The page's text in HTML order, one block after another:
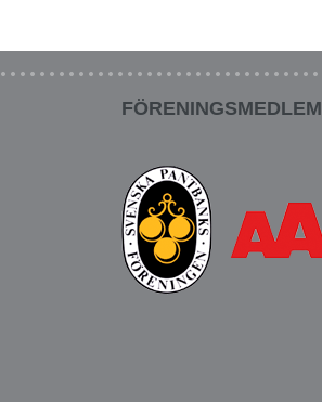
FÖRENINGSMEDLEM